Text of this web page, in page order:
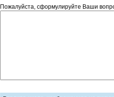
Пожалуйста, сформулируйте Ваши